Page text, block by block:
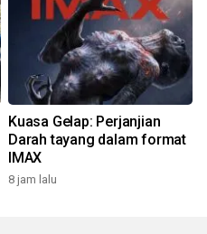
Kuasa Gelap: Perjanjian
Darah tayang dalam format
IMAX
8 jam lalu